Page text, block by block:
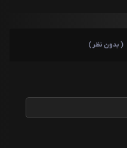
( بدون نظر )